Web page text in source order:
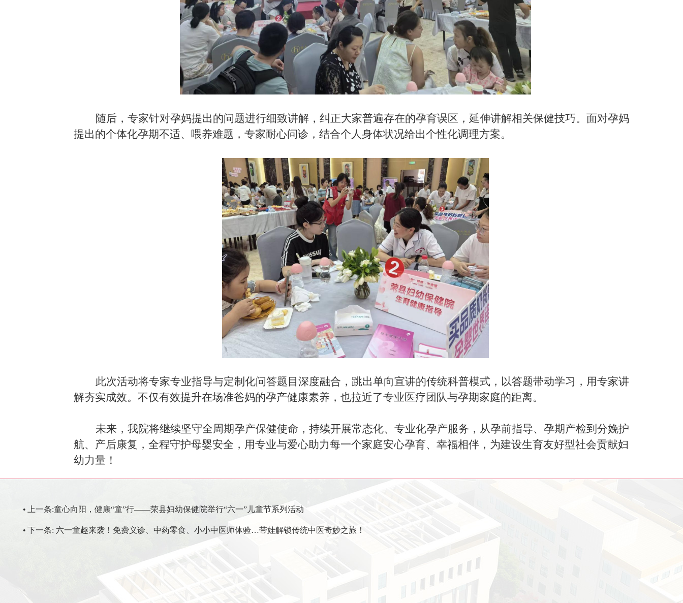
随后，专家针对孕妈提出的问题进行细致讲解，纠正大家普遍存在的孕育误区，延伸讲解相关保健技巧。面对孕妈
提出的个体化孕期不适、喂养难题，专家耐心问诊，结合个人身体状况给出个性化调理方案。
此次活动将专家专业指导与定制化问答题目深度融合，跳出单向宣讲的传统科普模式，以答题带动学习，用专家讲
解夯实成效。不仅有效提升在场准爸妈的孕产健康素养，也拉近了专业医疗团队与孕期家庭的距离。
未来，我院将继续坚守全周期孕产保健使命，持续开展常态化、专业化孕产服务，从孕前指导、孕期产检到分娩护
航、产后康复，全程守护母婴安全，用专业与爱心助力每一个家庭安心孕育、幸福相伴，为建设生育友好型社会贡献妇
幼力量！
• 上一条:童心向阳，健康“童”行——荣县妇幼保健院举行“六一”儿童节系列活动
• 下一条: 六一童趣来袭！免费义诊、中药零食、小小中医师体验…带娃解锁传统中医奇妙之旅！